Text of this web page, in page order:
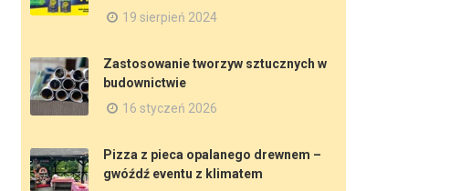
19 sierpień 2024
Zastosowanie tworzyw sztucznych w
budownictwie
16 styczeń 2026
Pizza z pieca opalanego drewnem –
gwóźdź eventu z klimatem